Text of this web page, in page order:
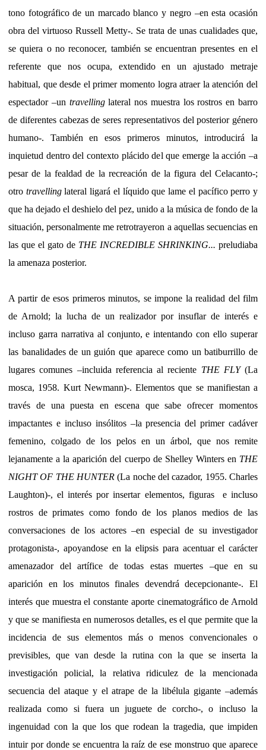
tono fotográfico de un marcado blanco y negro –en esta ocasión
obra del virtuoso Russell Metty-. Se trata de unas cualidades que,
se quiera o no reconocer, también se encuentran presentes en el
referente que nos ocupa, extendido en un ajustado metraje
habitual, que desde el primer momento logra atraer la atención del
espectador –un travellinglateral nos muestra los rostros en barro
de diferentes cabezas de seres representativos del posterior género
humano-. También en esos primeros minutos, introducirá la
inquietud dentro del contexto plácido del que emerge la acción –a
pesar de la fealdad de la recreación de la figura del Celacanto-;
otro travellinglateral ligará el líquido que lame el pacífico perro y
que ha dejado el deshielo del pez, unido a la música de fondo de la
situación, personalmente me retrotrayeron a aquellas secuencias en
las que el gato de THE INCREDIBLE SHRINKING... preludiaba
la amenaza posterior.
A partir de esos primeros minutos, se impone la realidad del film
de Arnold; la lucha de un realizador por insuflar de interés e
incluso garra narrativa al conjunto, e intentando con ello superar
las banalidades de un guión que aparece como un batiburrillo de
lugares comunes –incluida referencia al reciente THE FLY(La
mosca, 1958. Kurt Newmann)-. Elementos que se manifiestan a
través de una puesta en escena que sabe ofrecer momentos
impactantes e incluso insólitos –la presencia del primer cadáver
femenino, colgado de los pelos en un árbol, que nos remite
lejanamente a la aparición del cuerpo de Shelley Winters en THE
NIGHT OF THE HUNTER (La noche del cazador, 1955. Charles
Laughton)-, el interés por insertar elementos, figuras
e incluso
rostros de primates como fondo de los planos medios de las
conversaciones de los actores –en especial de su investigador
protagonista-, apoyandose en la elipsis para acentuar el carácter
amenazador del artífice de todas estas muertes –que en su
aparición en los minutos finales devendrá decepcionante-. El
interés que muestra el constante aporte cinematográfico de Arnold
y que se manifiesta en numerosos detalles, es el que permite que la
incidencia de sus elementos más o menos convencionales o
previsibles, que van desde la rutina con la que se inserta la
investigación policial, la relativa ridiculez de la mencionada
secuencia del ataque y el atrape de la libélula gigante –además
realizada como si fuera un juguete de corcho-, o incluso la
ingenuidad con la que los que rodean la tragedia, que impiden
intuir por donde se encuentra la raíz de ese monstruo que aparece